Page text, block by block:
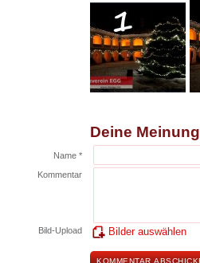
Deine Meinung
Name *
Kommentar
Bild-Upload Bilder auswählen